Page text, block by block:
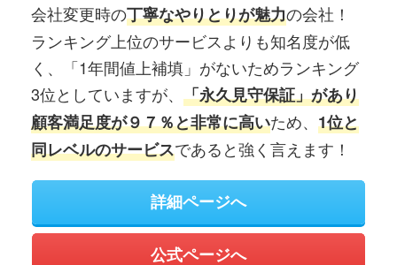
会社変更時の丁寧なやりとりが魅力の会社！
ランキング上位のサービスよりも知名度が低
く、「1年間値上補填」がないためランキング
3位としていますが、 「永久見守保証」があり
顧客満足度が９７％と非常に高いため、 1位と
同レベルのサービスであると強く言えます！
詳細ページへ
公式ページへ